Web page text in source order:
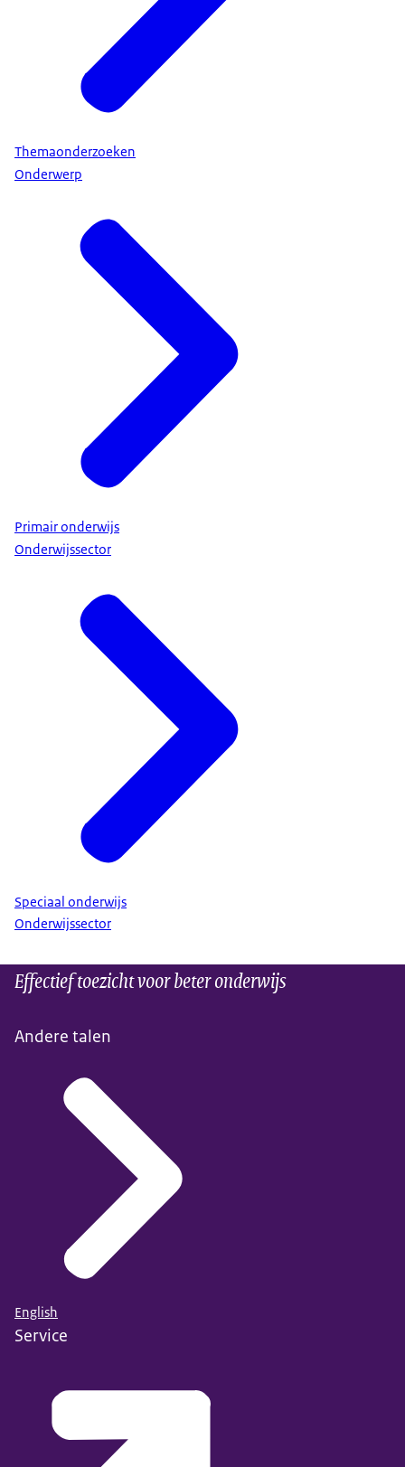
Themaonderzoeken
Onderwerp
Primair onderwijs
Onderwijssector
Speciaal onderwijs
Onderwijssector
Effectief toezicht voor beter onderwijs
Andere talen
English
Service